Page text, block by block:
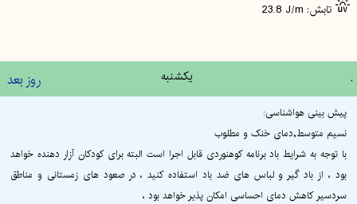
23.8 J/m :تابش
روز بعد یکشنبه .
پیش بینی هواشناسی:
نسیم متوسط,دمای خنک و مطلوب
با توجه به شرایط باد برنامه کوهنوردی قابل اجرا است البته برای کودکان آزار دهنده خواهد
بود ، از باد گیر و لباس های ضد باد استفاده کنید ، در صعود های زمستانی و مناطق
سردسیر کاهش دمای احساسی امکان پذیر خواهد بود ،